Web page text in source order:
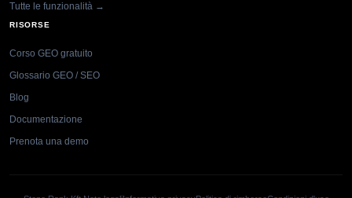
Tutte le funzionalità →
RISORSE
Corso GEO gratuito
Glossario GEO / SEO
Blog
Documentazione
Prenota una demo